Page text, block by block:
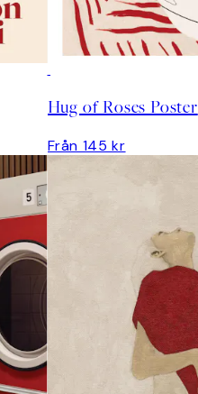
Hug of Roses Poster
Från 145 kr